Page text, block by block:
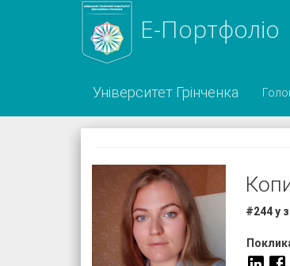
Е-Портфоліо
Університет Грінченка
#244 у